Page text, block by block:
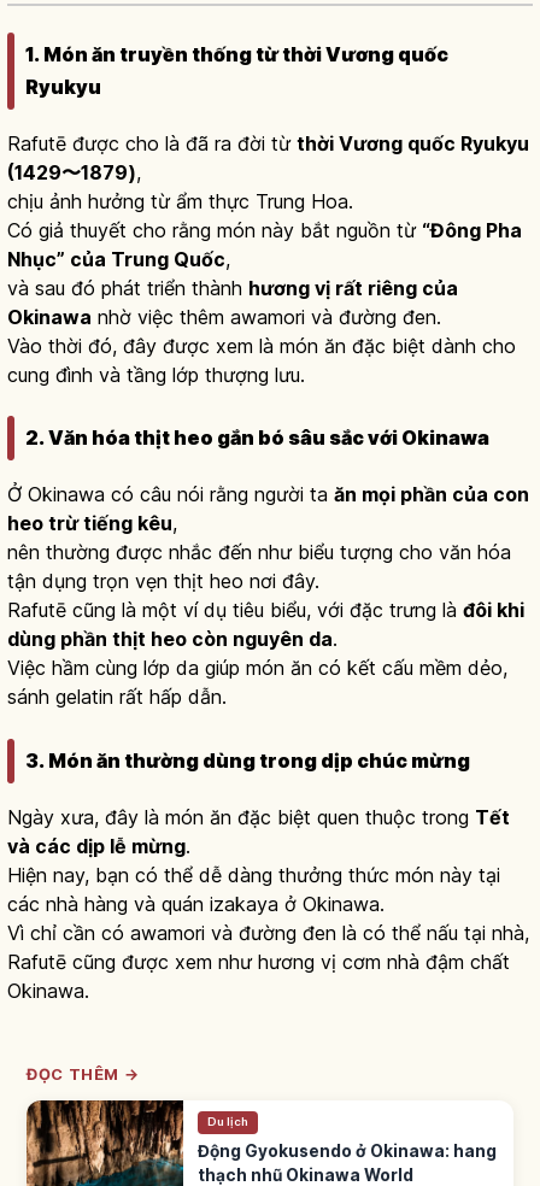
1. Món ăn truyền thống từ thời Vương quốc
Ryukyu
Rafutē được cho là đã ra đời từ thời Vương quốc Ryukyu
(1429〜1879),
chịu ảnh hưởng từ ẩm thực Trung Hoa.
Có giả thuyết cho rằng món này bắt nguồn từ “Đông Pha
Nhục” của Trung Quốc,
và sau đó phát triển thành hương vị rất riêng của
Okinawa nhờ việc thêm awamori và đường đen.
Vào thời đó, đây được xem là món ăn đặc biệt dành cho
cung đình và tầng lớp thượng lưu.
2. Văn hóa thịt heo gắn bó sâu sắc với Okinawa
Ở Okinawa có câu nói rằng người ta ăn mọi phần của con
heo trừ tiếng kêu,
nên thường được nhắc đến như biểu tượng cho văn hóa
tận dụng trọn vẹn thịt heo nơi đây.
Rafutē cũng là một ví dụ tiêu biểu, với đặc trưng là đôi khi
dùng phần thịt heo còn nguyên da.
Việc hầm cùng lớp da giúp món ăn có kết cấu mềm dẻo,
sánh gelatin rất hấp dẫn.
3. Món ăn thường dùng trong dịp chúc mừng
Ngày xưa, đây là món ăn đặc biệt quen thuộc trong Tết
và các dịp lễ mừng.
Hiện nay, bạn có thể dễ dàng thưởng thức món này tại
các nhà hàng và quán izakaya ở Okinawa.
Vì chỉ cần có awamori và đường đen là có thể nấu tại nhà,
Rafutē cũng được xem như hương vị cơm nhà đậm chất
Okinawa.
ĐỌC THÊM →
Du lịch
Động Gyokusendo ở Okinawa: hang
thạch nhũ Okinawa World